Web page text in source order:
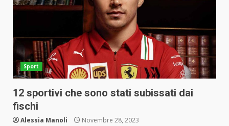
Sport
12 sportivi che sono stati subissati dai
fischi
Alessia Manoli Novembre 28, 2023